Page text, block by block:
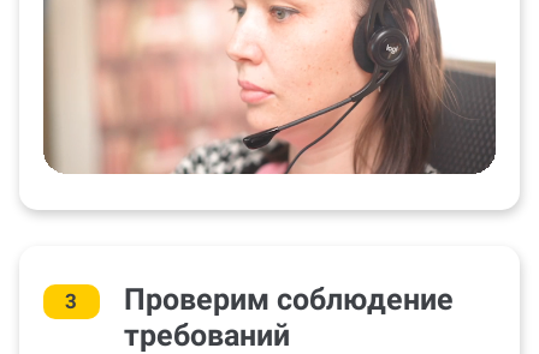
3
Проверим соблюдение
требований